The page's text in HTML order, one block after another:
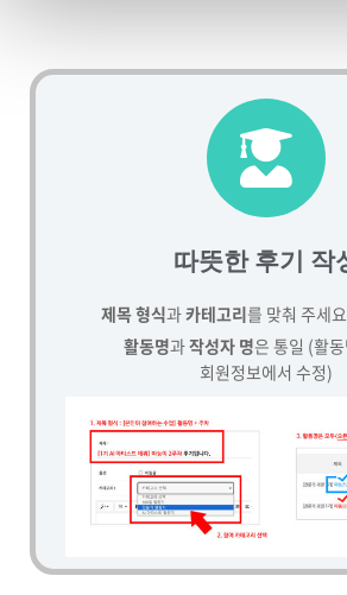
따뜻한 후기 작
제목 형식과카테고리를 맞춰 주세
활동명과작성자 명은 통일 (활
회원정보에서 수정)